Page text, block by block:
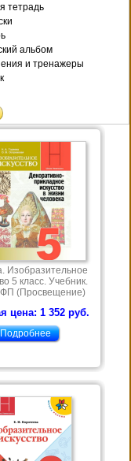
тетрадь
альбом
и тренажеры
Изобразительное
5 класс. Учебник.
(Просвещение)
цена: 1 352 руб.
Подробнее